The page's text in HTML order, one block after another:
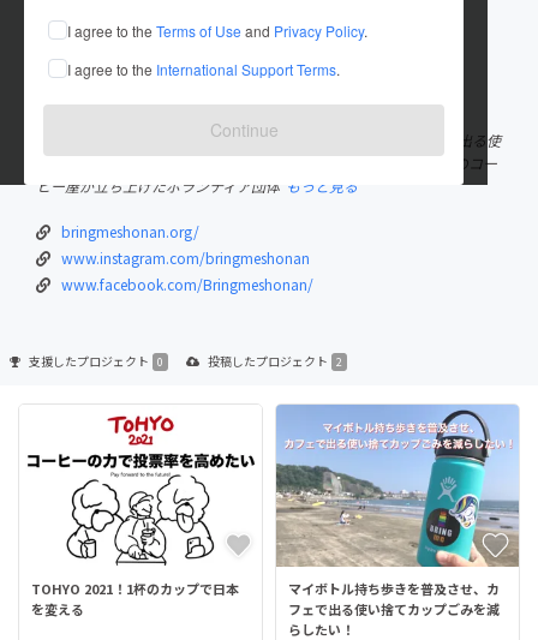
I agree to the Terms of Use and Privacy Policy.
I agree to the International Support Terms.
Continue
これまでに2件のプロジェクトを投稿しています
在住国：日本 現在地：神奈川県
出身国：日本 出身地：神奈川県
日常にマイボトルを持ち運ぼう！ Bring me Shonanは「カフェで出る使
い捨てカップごみを減らしたい」という想いから生まれた、湘南のコー
ヒー屋が立ち上げたボランティア団体 もっと見る
bringmeshonan.org/
www.instagram.com/bringmeshonan
www.facebook.com/Bringmeshonan/
支援したプロジェクト 0 投稿したプロジェクト 2
TOHYO 2021！1杯のカップで日本
を変える
マイボトル持ち歩きを普及させ、カ
フェで出る使い捨てカップごみを減
らしたい！